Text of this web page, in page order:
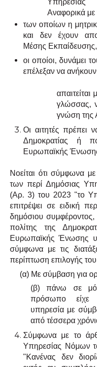
Αναφορικά
των οποίων η
και δεν έχουν
Μέσης Εκπαίδευσης,
οι οποίοι, δυνάμει
επέλεξαν να
γλώσσας,
γνώση της
Οι αιτητές πρέπει
Δημοκρατίας ή
Ευρωπαϊκής
Νοείται ότι σύμφωνα
των περί Δημόσιας
(Αρ. 3) του 2023 "το
επιτρέψει σε ειδική
δημόσιου
πολίτης της
Ευρωπαϊκής Ένωσης
σύμφωνα με τις
περίπτωση επιλογής
(α) Με σύμβαση για
(β) πάνω σε
πρόσωπο είχε
υπηρεσία με
από τέσσερα
Σύμφωνα με το
Υπηρεσίας Νόμων
"Κανένας δεν